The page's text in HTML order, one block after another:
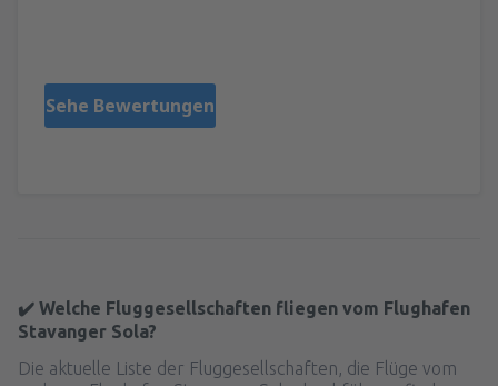
Sehe Bewertungen
✔️ Welche Fluggesellschaften fliegen vom Flughafen
Stavanger Sola?
Die aktuelle Liste der Fluggesellschaften, die Flüge vom